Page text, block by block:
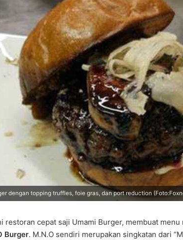
dengan topping truffles, foie gras, dan port reduction
restoran cepat saji Umami Burger, membuat
Burger. M.N.O sendiri merupakan singkatan dari